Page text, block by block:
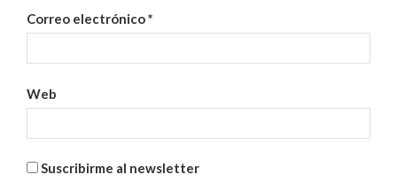
Correo electrónico*
Web
Suscribirme al newsletter